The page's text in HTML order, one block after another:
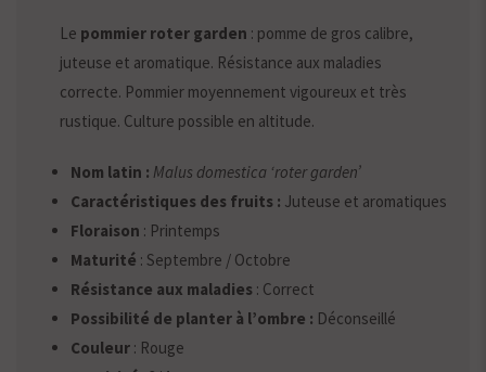
Le pommier roter garden : pomme de gros calibre,
juteuse et aromatique. Résistance aux maladies
correcte. Pommier moyennement vigoureux et très
rustique. Culture possible en altitude.
Nom latin : Malus domestica ‘roter garden’
Caractéristiques des fruits : Juteuse et aromatiques
Floraison : Printemps
Maturité : Septembre / Octobre
Résistance aux maladies : Correct
Possibilité de planter à l’ombre : Déconseillé
Couleur : Rouge